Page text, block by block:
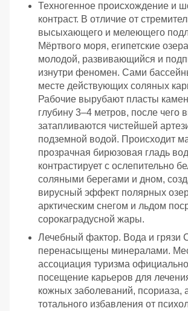
Техногенное происхождение и
контраст. В отличие от
высыхающего и мелеющего
Мёртвого моря, египетские
молодой, развивающийся и
изнутри феномен. Сами
месте действующих соляных
Рабочие вырубают пласты
глубину 3–4 метров, после чего
затапливаются чистейшей
подземной водой. Происходит
прозрачная бирюзовая гладь
контрастирует с ослепительно
соляными берегами и дном,
вирусный эффект полярных
арктическим снегом и льдом
сорокаградусной жары.
Лечебный фактор. Вода и грязи
перенасыщены минералами.
ассоциация туризма
посещение карьеров для
кожных заболеваний, псориаза,
тотального избавления от